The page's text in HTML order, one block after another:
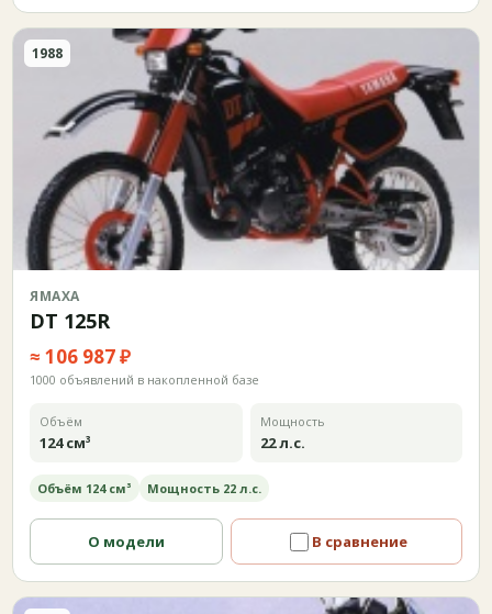
1988
ЯМАХА
DT 125R
≈ 106 987 ₽
1000 объявлений в накопленной базе
Объём
124 см³
Мощность
22 л.с.
Объём 124 см³ Мощность 22 л.с.
О модели В сравнение